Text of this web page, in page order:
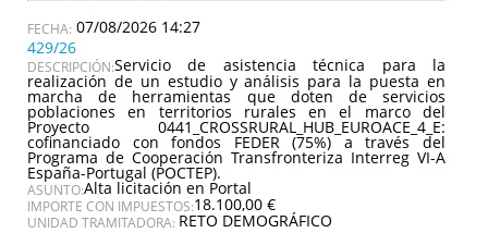
07/08/2026 14:27
429/26
DESCRIPCIÓN:Servicio de asistencia técnica para la
realización de un estudio y análisis para la puesta en
marcha de herramientas que doten de servicios
poblaciones en territorios rurales en el marco del
Proyecto 0441_CROSSRURAL_HUB_EUROACE_4_E:
cofinanciado con fondos FEDER (75%) a través del
Programa de Cooperación Transfronteriza Interreg VI-A
España-Portugal (POCTEP).
ASUNTO:Alta licitación en Portal
IMPORTE CON IMPUESTOS:18.100,00 €
UNIDAD TRAMITADORA: RETO DEMOGRÁFICO